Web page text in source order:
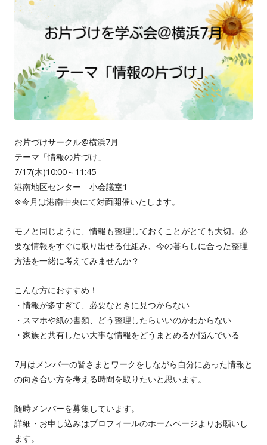
お片づけサークル@横浜7月
テーマ「情報の片づけ」
7/17(木)10:00～11:45
港南地区センター 小会議室1
※今月は港南中央にて対面開催いたします。
モノと同じように、情報も整理しておくことがとても大切。必
要な情報をすぐに取り出せる仕組み、今の暮らしに合った整理
方法を一緒に考えてみませんか？
こんな方におすすめ！
・情報が多すぎて、必要なときに見つからない
・スマホや紙の書類、どう整理したらいいのかわからない
・家族と共有したい大事な情報をどうまとめるか悩んでいる
7月はメンバーの皆さまとワークをしながら自分にあった情報と
の向き合い方を考える時間を取りたいと思います。
随時メンバーを募集しています。
詳細・お申し込みはプロフィールのホームページよりお願いし
ます。